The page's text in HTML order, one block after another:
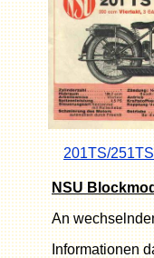
201TS/
NSU
An
Informationen